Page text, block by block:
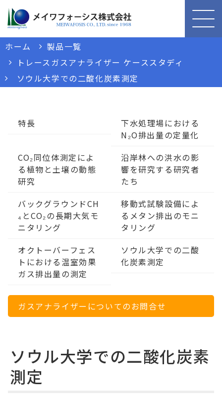
ホーム
製品一覧
トレースガスアナライザー ケーススタディ
ソウル大学での二酸化炭素測定
特長
下水処理場における
N₂O排出量の定量化
CO₂同位体測定によ
る植物と土壌の動態
研究
沿岸林への洪水の影
響を研究する研究者
たち
バックグラウンドCH
₄とCO₂の長期大気モ
ニタリング
移動式試験設備によ
るメタン排出のモニ
タリング
オクトーバーフェス
トにおける温室効果
ガス排出量の測定
ソウル大学での二酸
化炭素測定
ガスアナライザーについてのお問合せ
ソウル大学での二酸化炭素
測定